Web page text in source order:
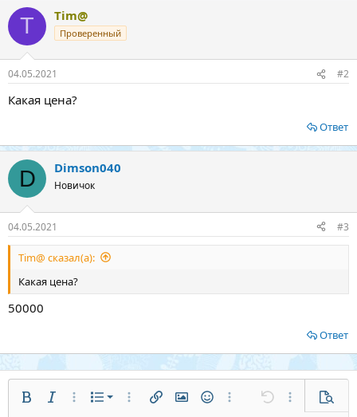
T Tim@
Проверенный
04.05.2021 #2
Какая цена?
Ответ
D Dimson040
Новичок
04.05.2021 #3
Tim@ сказал(а):
Какая цена?
50000
Ответ
Полужирный
КурсивДополнительные параметры...
СписокНумерованный список
Дополнительные параметры...
СсылкаИзображение
СмайлыДополнительные
Отменить